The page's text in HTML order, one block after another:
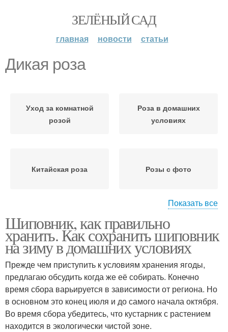
ЗЕЛЁНЫЙ САД
главная новости статьи
Дикая роза
Уход за комнатной
розой
Роза в домашних
условиях
Китайская роза Розы с фото
Комнатная роза Дамасская роза
Показать все
Шиповник, как правильно
хранить. Как сохранить шиповник
на зиму в домашних условиях
Прежде чем приступить к условиям хранения ягоды,
предлагаю обсудить когда же её собирать. Конечно
время сбора варьируется в зависимости от региона. Но
в основном это конец июля и до самого начала октября.
Во время сбора убедитесь, что кустарник с растением
находится в экологически чистой зоне.